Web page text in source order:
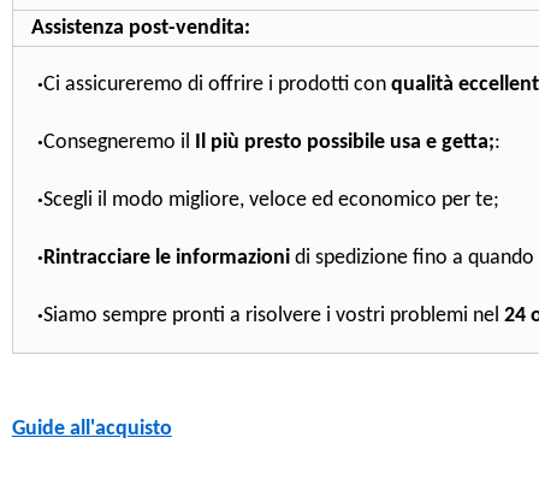
Assistenza post-vendita:
·Ci assicureremo di offrire i prodotti conqualità
·Consegneremo il Il più presto possibile usa e getta;:
·Scegli il modo migliore, veloce ed economico per te;
·Rintracciare le informazionidi spedizione fino a
·Siamo sempre pronti a risolvere i vostri problemi nel 24
Guide all'acquisto